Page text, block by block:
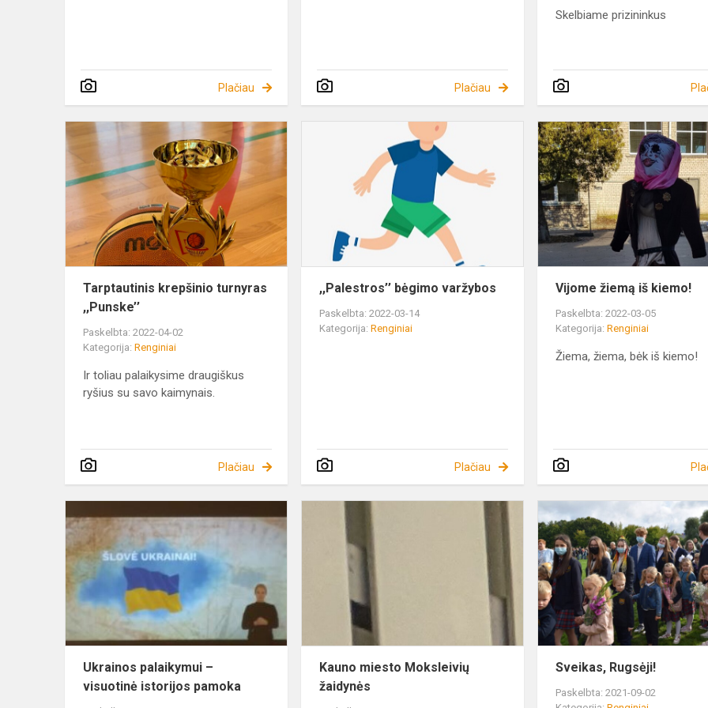
Plačiau Plačiau
Skelbiame prizininkus
Tarptautinis
Tarptautinis krepšinio turnyras
,,Punske’’
Paskelbta: 2022-04-02
Kategorija: Renginiai
Ir toliau palaikysime draugiškus
ryšius su savo kaimynais.
Plačiau
,,Palestros’’
bėgimo
varžybos
,,Palestros’’ bėgimo varžybos
Paskelbta: 2022-03-14
Kategorija:Renginiai
Plačiau
Vijome žiemą iš kiemo!
Paskelbta: 2022-03-05
Kategorija:Renginiai
Žiema, žiema, bėk iš kiemo!
Ukrainos palaikymui –
visuotinė istorijos pamoka
Kauno
miesto
Moksleivių
žaidynės
Kauno miesto Moksleivių
žaidynės
Sveikas, Rugsėji!
Paskelbta: 2021-09-02